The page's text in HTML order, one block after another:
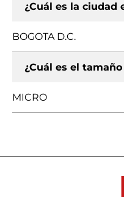
¿Cuál es la ciudad
BOGOTA D.C.
¿Cuál es el
MICRO